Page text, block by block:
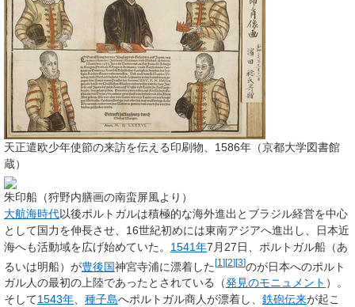
天正遣欧少年使節の来訪を伝える印刷物、1586年（京都大学図書館
蔵）
朱印船（狩野内膳画の南蛮屏風より）
大航海時代以後ポルトガルは積極的な海外進出とブラジル経営を中心
として国力を伸長させ、16世紀初めには東南アジアへ進出し、日本近
海へも活動域を広げ始めていた。 1541年7月27日、ポルトガル船（あ
るいは明船）が豊後国神宮寺浦に漂着した[1 ][2][3]のが日本へのポルト
ガル人の最初の上陸であったとされている（発見のモニュメント ）。
そして1543年 種子島へポルトガル商人が漂着し、 鉄砲伝来が起こ